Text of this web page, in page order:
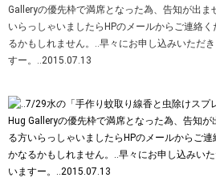
Galleryの優先枠で満席となった為、告知が出ま
いらっしゃいましたらHPのメールからご連絡
るかもしれません。‥早々にお申し込みいただ
すー。‥2015.07.13